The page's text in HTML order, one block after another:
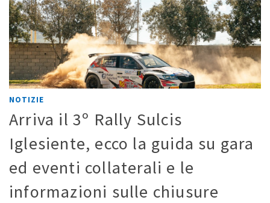
NOTIZIE
Arriva il 3º Rally Sulcis
Iglesiente, ecco la guida su gara
ed eventi collaterali e le
informazioni sulle chiusure